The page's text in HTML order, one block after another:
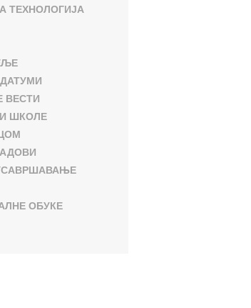
ТЕХНОЛОГИЈА
ВЕСТИ
ШКОЛЕ
ОБУКЕ